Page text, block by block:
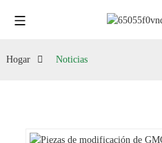
Hogar Noticias